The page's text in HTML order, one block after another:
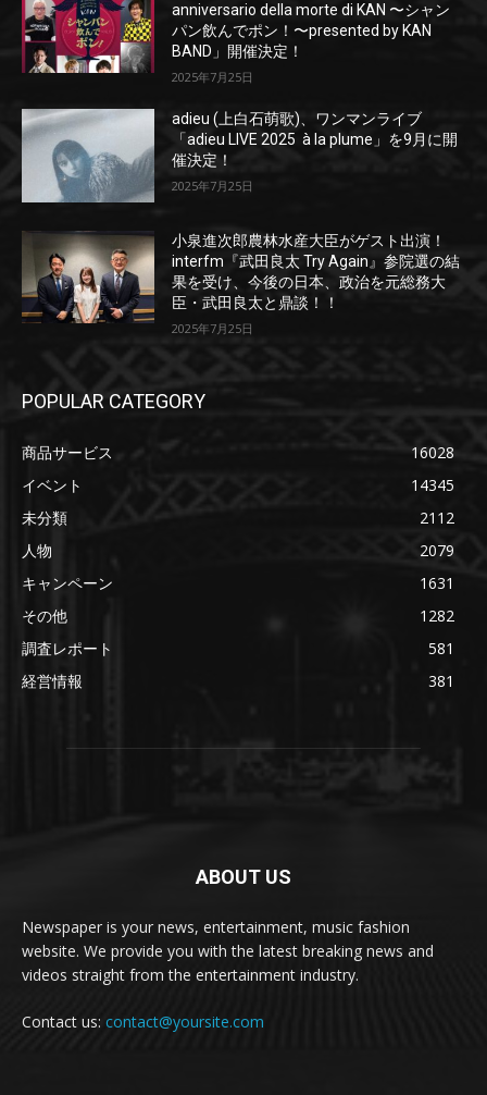
anniversario della morte di KAN 〜シャン
パン飲んでポン！〜presented by KAN
BAND」開催決定！
2025年7月25日
adieu (上白石萌歌)、ワンマンライブ
「adieu LIVE 2025 à la plume」を9月に開
催決定！
2025年7月25日
小泉進次郎農林水産大臣がゲスト出演！
interfm『武田良太 Try Again』参院選の結
果を受け、今後の日本、政治を元総務大
臣・武田良太と鼎談！！
2025年7月25日
POPULAR CATEGORY
商品サービス
16028
イベント
14345
未分類
2112
人物
2079
キャンペーン
1631
その他
1282
調査レポート
581
経営情報
381
ABOUT US
Newspaper is your news, entertainment, music fashion
website. We provide you with the latest breaking news and
videos straight from the entertainment industry.
Contact us: contact@yoursite.com